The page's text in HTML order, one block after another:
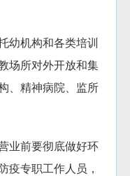
机构和各类培训
场所对外开放和集
、精神病院、监所
前要彻底做好环
疫专职工作人员，